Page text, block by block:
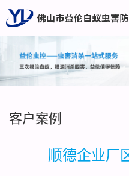
客户案例
顺德企业厂